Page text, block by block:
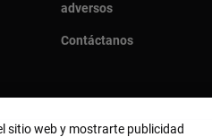
adversos
Contáctanos
sitio web y mostrarte publicidad